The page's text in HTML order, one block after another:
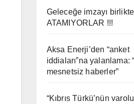
Geleceğe imzayı birlikte
ATAMIYORLAR !!!
Aksa Enerji’den “anket
iddiaları”na yalanlama:
mesnetsiz haberler”
“Kıbrıs Türkü’nün